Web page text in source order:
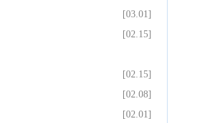
[03.01]
[02.15]
[02.15]
[02.08]
[02.01]